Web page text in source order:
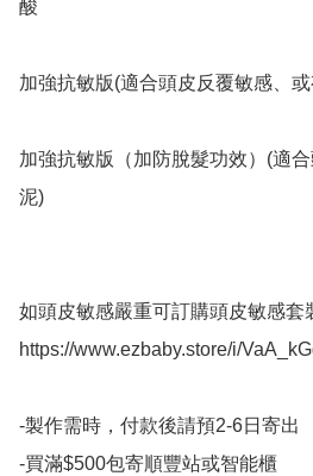
酸
加強抗敏版(適合頭皮反覆敏感、
加強抗敏版（加防脫髮功效）(適
泥)
如頭皮敏感嚴重可訂購頭皮敏感套
https://www.ezbaby.store/i/
-製作需時，付款後請預2-6日寄出
-買滿$500包寄順豐站或智能櫃